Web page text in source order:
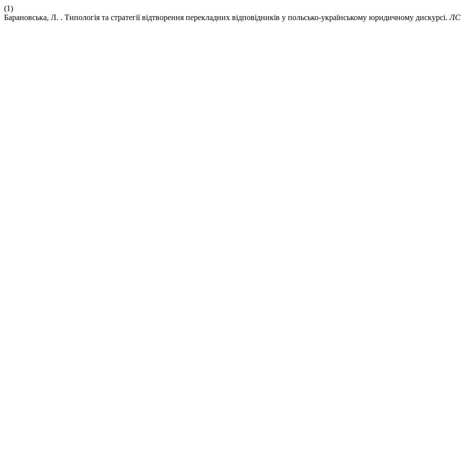
(1)
Барановська, Л. . Типологія та стратегії відтворення перекладних відповідників у польсько-українському юридичному дискурсі.ЛС